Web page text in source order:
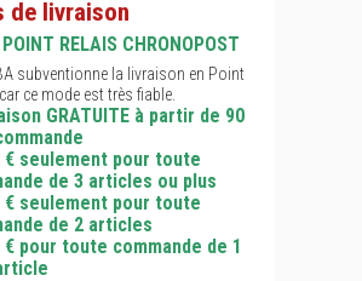
de livraison
RELAIS CHRONOPOST
subventionne la livraison en Point
ce mode est très fiable.
GRATUITE à partir de 90
€ seulement pour toute
de 3 articles ou plus
€ seulement pour toute
de 2 articles
€ pour toute commande de 1